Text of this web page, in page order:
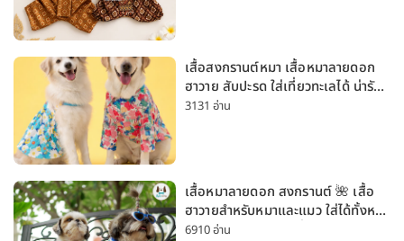
เสื้อสงกรานต์หมา เสื้อหมาลายดอก
ฮาวาย สับปะรด ใส่เที่ยวทะเลได้ น่ารัก
ใส่ได้ทั้งหมาเล็กและหมาใหญ่
3131 อ่าน
เสื้อหมาลายดอก สงกรานต์ 🌺 เสื้อ
ฮาวายสำหรับหมาและแมว ใส่ได้ทั้งหมา
เล็กและหมาใหญ่ ใส่เที่ยวทะเลน่ารัก
6910 อ่าน